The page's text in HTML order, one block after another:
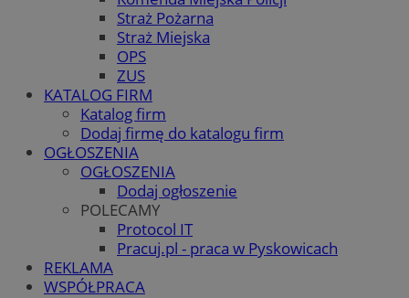
Straż Pożarna
Straż Miejska
OPS
ZUS
KATALOG FIRM
Katalog firm
Dodaj firmę do katalogu firm
OGŁOSZENIA
OGŁOSZENIA
Dodaj ogłoszenie
POLECAMY
Protocol IT
Pracuj.pl - praca w Pyskowicach
REKLAMA
WSPÓŁPRACA